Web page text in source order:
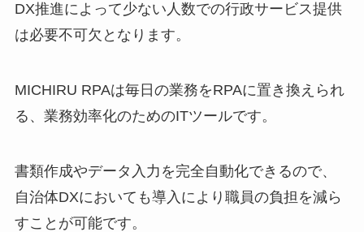
DX推進によって少ない人数での行政サービス提供
は必要不可欠となります。
MICHIRU RPAは毎日の業務をRPAに置き換えられ
る、業務効率化のためのITツールです。
書類作成やデータ入力を完全自動化できるので、
自治体DXにおいても導入により職員の負担を減ら
すことが可能です。